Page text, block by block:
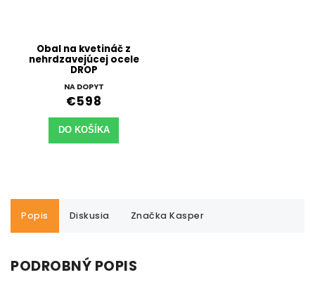
Obal na kvetináč z
nehrdzavejúcej ocele
DROP
NA DOPYT
€598
DO KOŠÍKA
Popis Diskusia Značka Kasper
PODROBNÝ POPIS